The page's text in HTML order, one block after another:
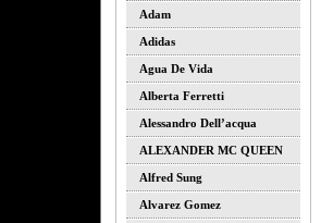
Adam
Adidas
Agua De Vida
Alberta Ferretti
Alessandro Dell’acqua
ALEXANDER MC QUEEN
Alfred Sung
Alvarez Gomez